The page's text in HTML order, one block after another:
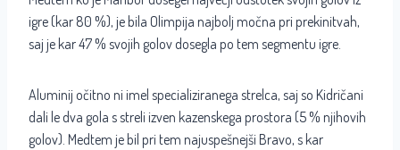
igre (kar 80 %), je bila Olimpija najbolj močna pri prekinitvah,
saj je kar 47 % svojih golov dosegla po tem segmentu igre.
Aluminij očitno ni imel specializiranega strelca, saj so Kidričani
dali le dva gola s streli izven kazenskega prostora (5 % njihovih
golov). Medtem je bil pri tem najuspešnejši Bravo, s kar